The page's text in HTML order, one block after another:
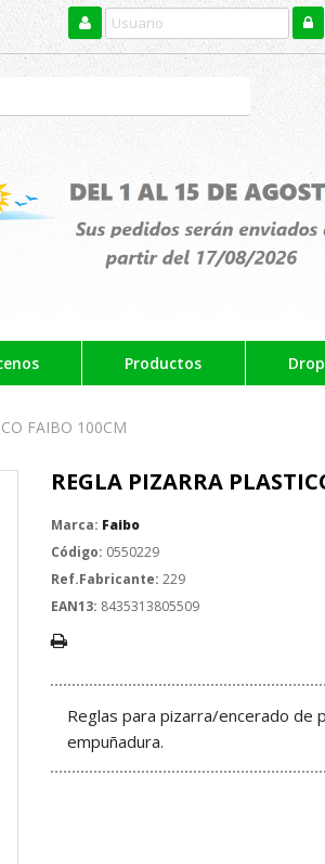
Productos
FAIBO 100CM
REGLA PIZARRA
Marca: Faibo
Código: 0550229
Ref.Fabricante: 229
EAN13: 8435313805509
Reglas para pizarra/encerado de
empuñadura.